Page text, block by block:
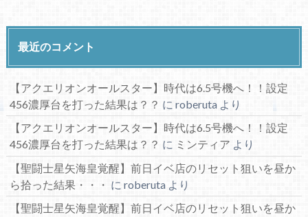
最近のコメント
【アクエリオンオールスター】時代は6.5号機へ！！設定
456濃厚台を打った結果は？？ に roberutaより
【アクエリオンオールスター】時代は6.5号機へ！！設定
456濃厚台を打った結果は？？ に ミンティア より
【聖闘士星矢海皇覚醒】前日イベ店のリセット狙いを昼か
ら拾った結果・・・ に roberutaより
【聖闘士星矢海皇覚醒】前日イベ店のリセット狙いを昼か